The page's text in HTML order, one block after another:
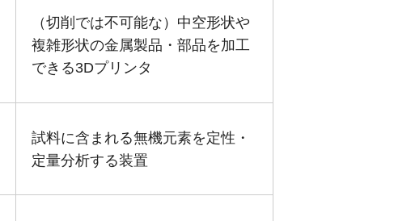
（切削では不可能な）中空形状や
複雑形状の金属製品・部品を加工
できる3Dプリンタ
試料に含まれる無機元素を定性・
定量分析する装置